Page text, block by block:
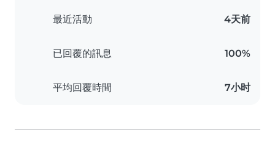
最近活動 4天前
已回覆的訊息 100%
平均回覆時間 7小时